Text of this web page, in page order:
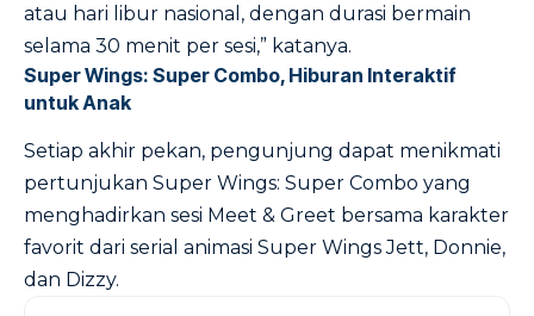
atau hari libur nasional, dengan durasi bermain
selama 30 menit per sesi,” katanya.
Super Wings: Super Combo, Hiburan Interaktif
untuk Anak
Setiap akhir pekan, pengunjung dapat menikmati
pertunjukan Super Wings: Super Combo yang
menghadirkan sesi Meet & Greet bersama karakter
favorit dari serial animasi Super Wings Jett, Donnie,
dan Dizzy.